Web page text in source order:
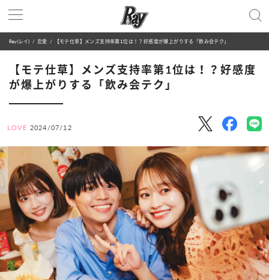
Ray(レイ) 恋愛 【モテ仕草】メンズ支持率第1位は！？好感度が爆上がりする「飲み会テク」
【モテ仕草】メンズ支持率第1位は！？好感度
が爆上がりする「飲み会テク」
LOVE 2024/07/12